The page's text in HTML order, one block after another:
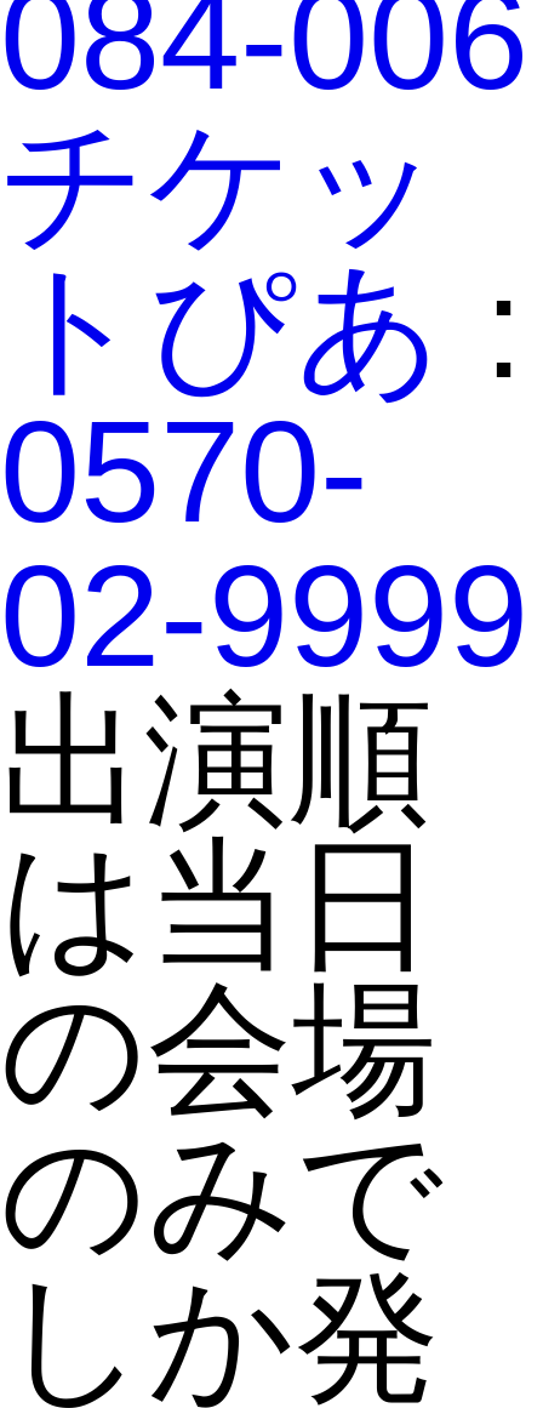
084-006
チケッ
トぴあ :
0570-
02-9999
出演順
は当日
の会場
のみで
しか発